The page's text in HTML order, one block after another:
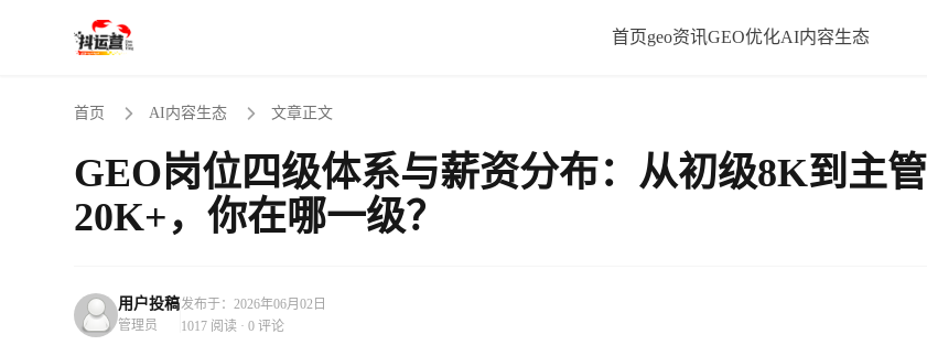
首页geo资讯GEO优化AI内容生态
首页 AI内容生态 文章正文
GEO岗位四级体系与薪资分布：从初级8K到主管
20K+，你在哪一级？
用户投稿
管理员
发布于：2026年06月02日
1017 阅读 · 0 评论